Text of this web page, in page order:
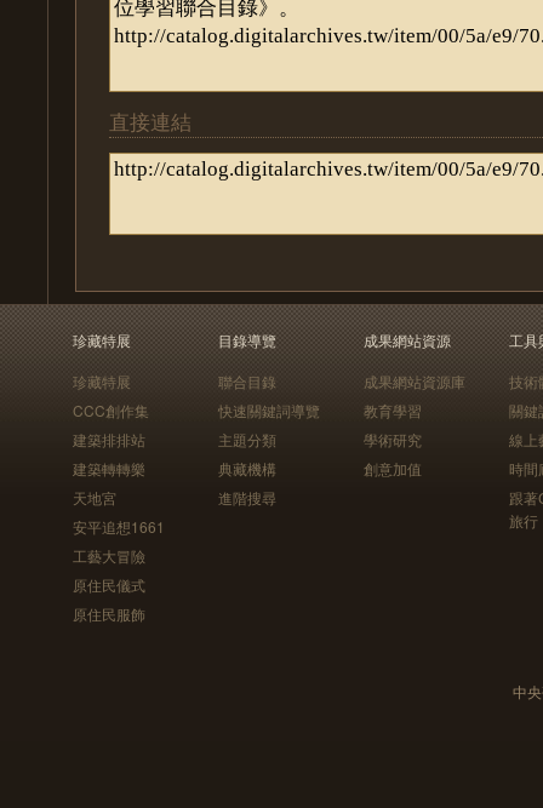
直接連結
珍藏特展
珍藏特展
CCC創作集
建築排排站
建築轉轉樂
天地宮
安平追想1661
工藝大冒險
原住民儀式
原住民服飾
目錄導覽
聯合目錄
快速關鍵詞導覽
主題分類
典藏機構
進階搜尋
成果網站資源
成果網站資源庫
教育學習
學術研究
創意加值
工具
技術
關鍵
線上
時間
跟
旅行
中